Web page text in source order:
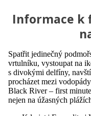
Informace k
Spatřit jedinečný
vrtulníku, vystoupat na
s divokými delfíny,
procházet mezi
Black River – first
nejen na úžasných